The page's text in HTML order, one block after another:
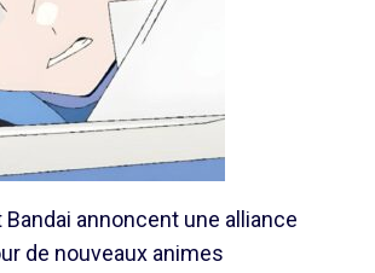
Bandai annoncent une alliance
de nouveaux animes